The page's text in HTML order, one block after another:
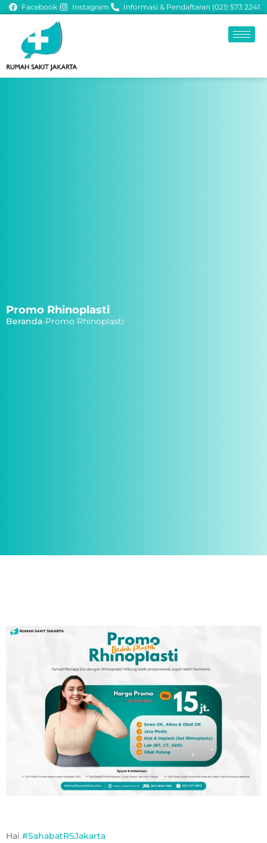
Facebook Instagram Informasi & Pendaftaran (021) 573 2241
Promo Rhinoplasti
Beranda-Promo Rhinoplasti
Hai #SahabatRSJakarta